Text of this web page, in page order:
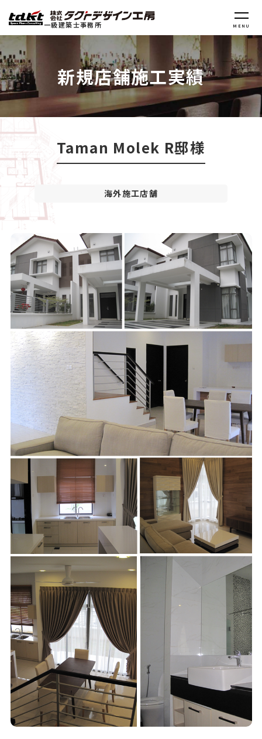
一級建築士事務所 MENU
新規店舗施工実績
Taman Molek R邸様
海外施工店舗